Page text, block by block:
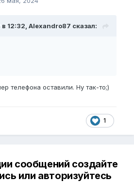
12:32, Alexandro87 сказал:
телефона оставили. Ну так-то;)
1
сообщений создайте
или авторизуйтесь